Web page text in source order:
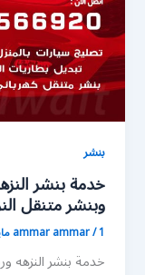
بنشر
وبنشر متنقل
ammar ammar/1 مايو، 2020
خدمة بنشر النزهه